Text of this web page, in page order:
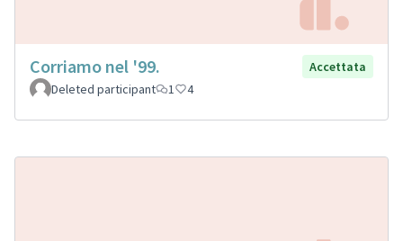
Corriamo nel '99.
Accettata
Deleted participant
1 4